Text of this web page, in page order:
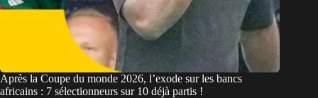
Après la Coupe du monde 2026, l’exode sur les bancs
africains : 7 sélectionneurs sur 10 déjà partis !